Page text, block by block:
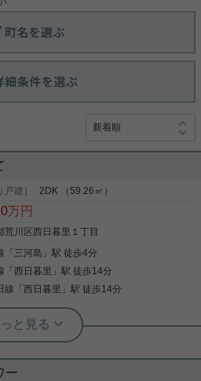
戸建］ 2DK （59.26㎡）
万円
荒川区西日暮里１丁目
「 三河島 」駅 徒歩4分
「西日暮里 」駅 徒歩14分
線 「西日暮里 」駅 徒歩14分
ーム株式会社 根津駅前センター） スタ
イホーム
ー